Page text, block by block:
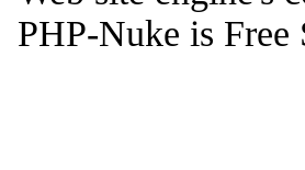
PHP-Nuke is Free